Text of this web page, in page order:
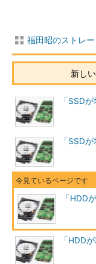
福田昭のストレ
新し
「SSD
「SSD
「HDD
「HDD